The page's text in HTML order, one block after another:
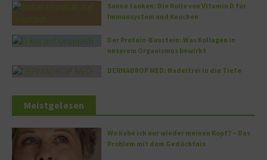
Sonne tanken: Die Rolle von Vitamin D für
Immunsystem und Knochen
Der Protein-Baustein: Was Kollagen in
unserem Organismus bewirkt
DERMADROP MED: Nadelfrei in die Tiefe
Meistgelesen
Wo habe ich nur wieder meinen Kopf? – Das
Problem mit dem Gedächtnis